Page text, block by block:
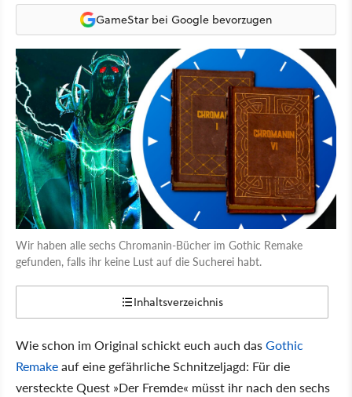
GameStar bei Google bevorzugen
Wir haben alle sechs Chromanin-Bücher im Gothic Remake
gefunden, falls ihr keine Lust auf die Sucherei habt.
Inhaltsverzeichnis
Wie schon im Original schickt euch auch dasGothic
Remakeauf eine gefährliche Schnitzeljagd: Für die
versteckte Quest Der Fremde müsst ihr nach den sechs